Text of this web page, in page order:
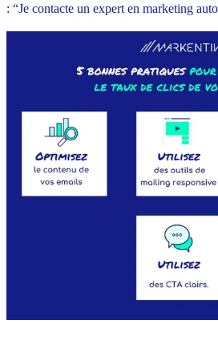
: “Je contacte un expert en marketing